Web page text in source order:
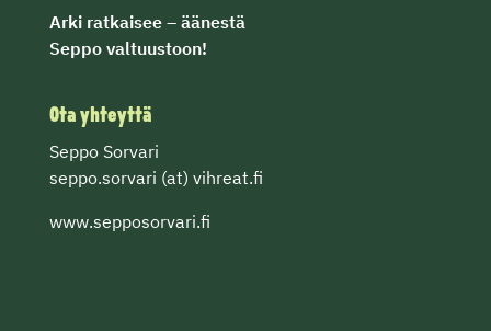
Arki ratkaisee– äänestä
Seppo valtuustoon!
Ota yhteyttä
Seppo Sorvari
seppo.sorvari (at) vihreat.fi
www.sepposorvari.fi